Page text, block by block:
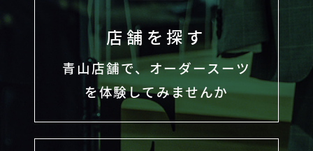
店舗を探す
青山店舗で、オーダースーツ
を体験してみませんか